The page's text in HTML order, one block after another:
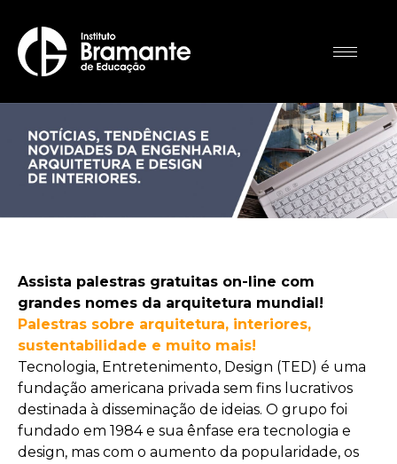
Assista palestras gratuitas on-line com
grandes nomes da arquitetura mundial!
Palestras sobre arquitetura, interiores,
sustentabilidade e muito mais!
Tecnologia, Entretenimento, Design (TED) é uma
fundação americana privada sem fins lucrativos
destinada à disseminação de ideias. O grupo foi
fundado em 1984 e sua ênfase era tecnologia e
design, mas com o aumento da popularidade, os